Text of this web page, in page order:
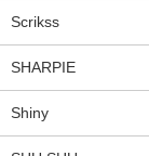
Scrikss
SHARPIE
Shiny